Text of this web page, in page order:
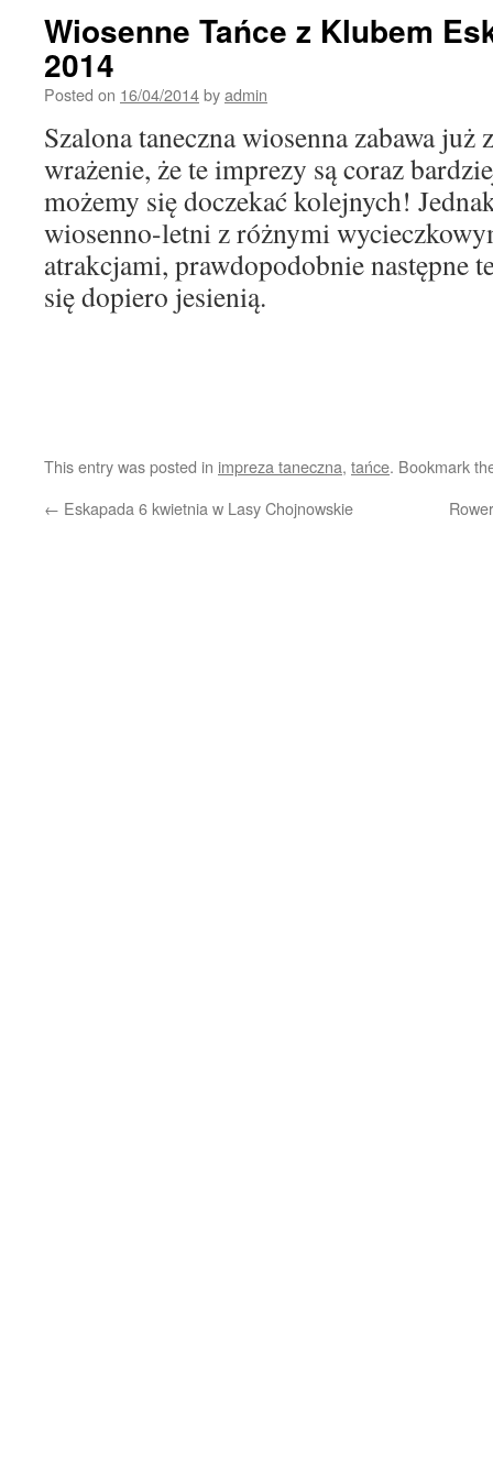
Wiosenne Tańce z Klubem
2014
Posted on 16/04/2014byadmin
Szalona taneczna wiosenna zabawa już
wrażenie, że te imprezy są coraz
możemy się doczekać kolejnych!
wiosenno-letni z różnymi
atrakcjami, prawdopodobnie następne
się dopiero jesienią.
This entry was posted in impreza taneczna, tańce. Bookmark
← Eskapada 6 kwietnia w Lasy Chojnowskie